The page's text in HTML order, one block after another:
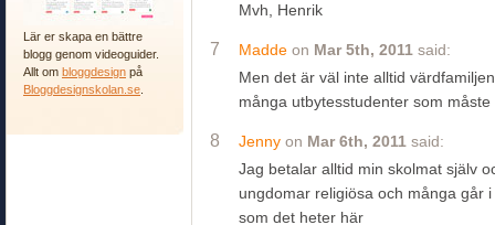
Lär er skapa en bättre
blogg genom videoguider.
Allt om bloggdesign på
Bloggdesignskolan.se
Mvh, Henrik
7 Madde on Mar 5th, 2011 said:
Men det är väl inte alltid
många utbytesstudenter som
8 Jenny on Mar 6th, 2011 said:
Jag betalar alltid min skolmat själv
ungdomar religiösa och många går i
som det heter här